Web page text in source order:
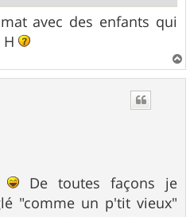
avec des enfants qui
a
De toutes façons je
"comme un p'tit vieux"